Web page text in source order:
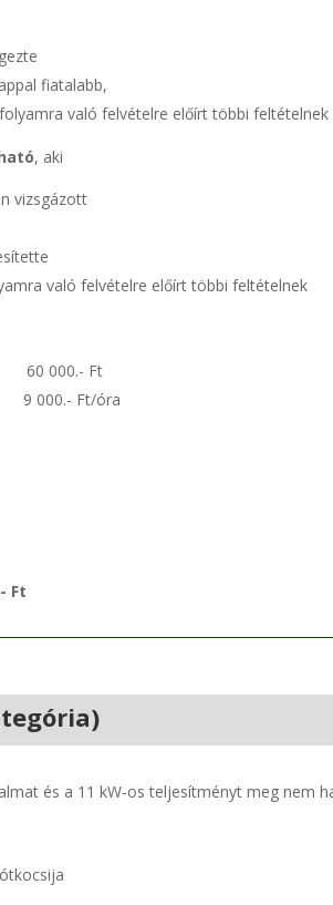
fiatalabb,
való felvételre előírt többi feltételnek
, aki
vizsgázott
való felvételre előírt többi feltételnek
000.- Ft
9 000.- Ft/óra
és a 11 kW-os teljesítményt meg nem